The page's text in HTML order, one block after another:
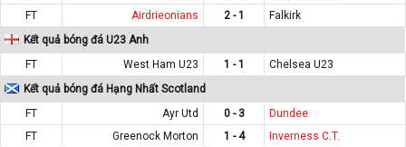
FT
Airdrieonians 2 - 1
Falkirk
Kết quả bóng đá U23 Anh
FT
West Ham U23 1 - 1
Chelsea U23
Kết quả bóng đá Hạng Nhất Scotland
FT
Ayr Utd 0 - 3
Dundee
FT
Greenock Morton 1 - 4
Inverness C.T.